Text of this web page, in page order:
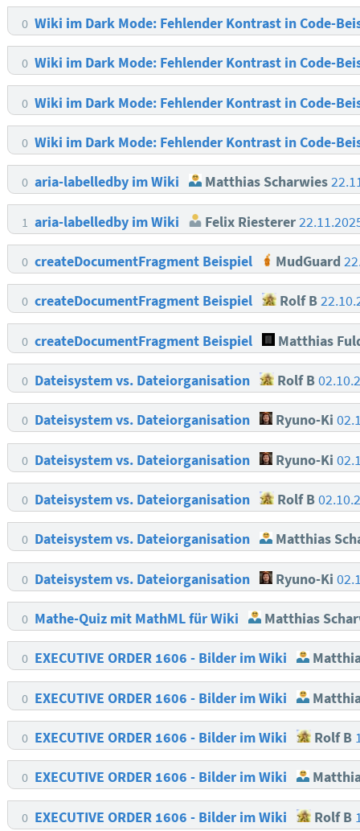
0 Wiki im Dark Mode: Fehlender Kontrast in Code-
0 Wiki im Dark Mode: Fehlender Kontrast in Code-
0 Wiki im Dark Mode: Fehlender Kontrast in Code-
0 Wiki im Dark Mode: Fehlender Kontrast in Code-
0 aria-labelledby im Wiki Matthias Scharwies
1 aria-labelledby im Wiki Felix Riesterer
0 createDocumentFragment Beispiel MudGuard
0 createDocumentFragment Beispiel Rolf B
0 createDocumentFragment Beispiel Matthias
0 Dateisystem vs. Dateiorganisation Rolf B
0 Dateisystem vs. Dateiorganisation Ryuno-Ki
0 Dateisystem vs. Dateiorganisation Ryuno-Ki
0 Dateisystem vs. Dateiorganisation Rolf B
0 Dateisystem vs. Dateiorganisation Matthias
0 Dateisystem vs. Dateiorganisation Ryuno-Ki
0 Mathe-Quiz mit MathML für Wiki Matthias
0 EXECUTIVE ORDER 1606 - Bilder im Wiki
0 EXECUTIVE ORDER 1606 - Bilder im Wiki
0 EXECUTIVE ORDER 1606 - Bilder im Wiki Rolf B
0 EXECUTIVE ORDER 1606 - Bilder im Wiki
0 EXECUTIVE ORDER 1606 - Bilder im Wiki Rolf B